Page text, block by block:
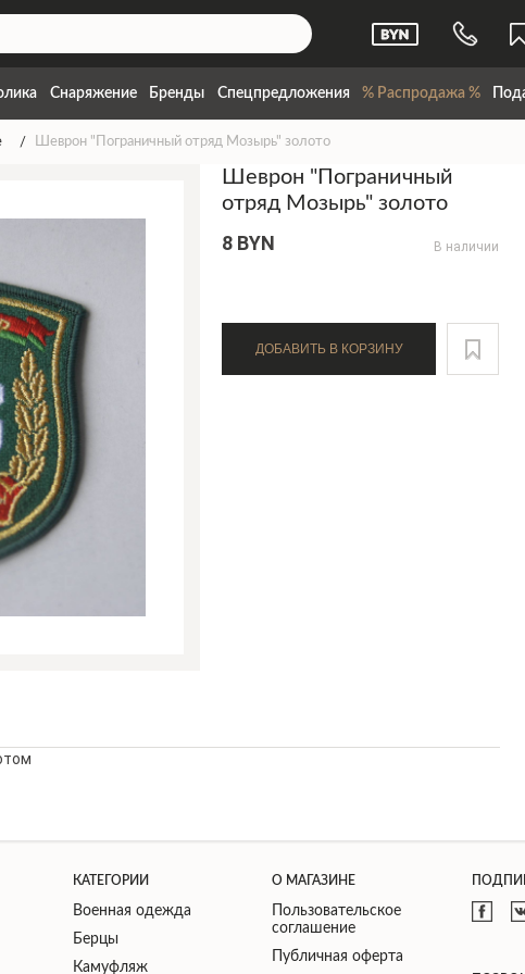
Снаряжение Бренды Спецпредложения % Распродажа %
Шеврон "Пограничный отряд Мозырь" золото
Шеврон "Пограничный
отряд Мозырь" золото
8 BYN В наличии
ДОБАВИТЬ В КОРЗИНУ
КАТЕГОРИИ
Военная одежда
Берцы
Камуфляж
О МАГАЗИНЕ
Пользовательское
соглашение
Публичная оферта